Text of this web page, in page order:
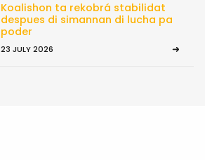
Koalishon ta rekobrá stabilidat
despues di simannan di lucha pa
poder
23 JULY 2026